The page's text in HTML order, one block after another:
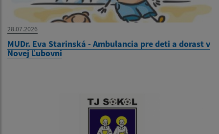
28.07.2026
MUDr. Eva Starinská - Ambulancia pre deti a dorast v
Novej Ľubovni